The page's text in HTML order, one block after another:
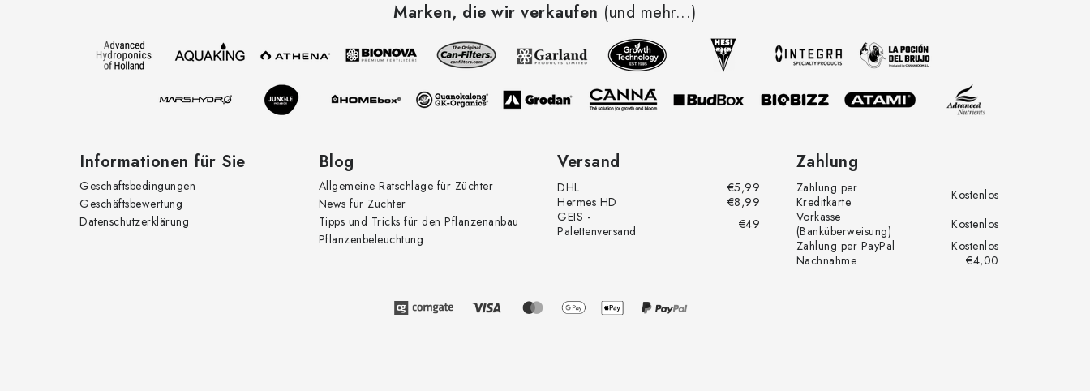
Marken, die wir verkaufen (und mehr...)
Informationen für Sie
Geschäftsbedingungen
Geschäftsbewertung
Datenschutzerklärung
Blog
Allgemeine Ratschläge für Züchter
News für Züchter
Tipps und Tricks für den Pflanzenanbau
Pflanzenbeleuchtung
Versand
DHL
€5,99
Hermes HD
€8,99
GEIS -
Palettenversand
€49
Zahlung
Zahlung per
Kreditkarte
Kostenlos
Vorkasse
(Banküberweisung)
Kostenlos
Zahlung per PayPal
Kostenlos
Nachnahme
€4,00